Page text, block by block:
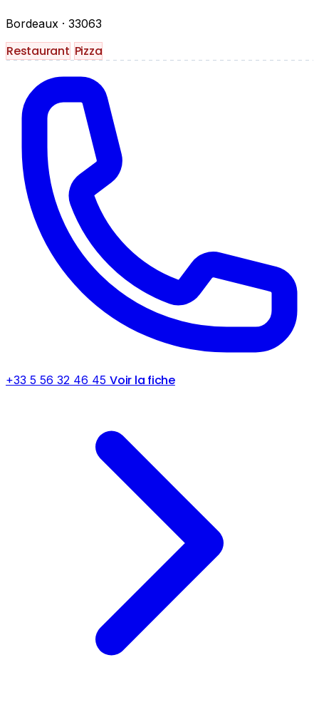
Bordeaux · 33063
Restaurant Pizza
+33 5 56 32 46 45 Voir la fiche